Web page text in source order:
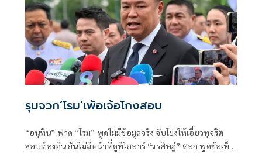
รุมจวก‘โรม’เพ้อเจ้อโกงสอบ
“อนุทิน” ฟาด “โรม” พูดไม่มีข้อมูลจริง จับโยงให้เอี่ยวทุจริต
สอบท้องถิ่น ยันไม่มีหน้าที่ดูทีโออาร์ “วรศิษฎ์” ตอก พูดข้อเท็จ